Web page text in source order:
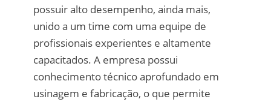
possuir alto desempenho, ainda mais,
unido a um time com uma equipe de
profissionais experientes e altamente
capacitados. A empresa possui
conhecimento técnico aprofundado em
usinagem e fabricação, o que permite